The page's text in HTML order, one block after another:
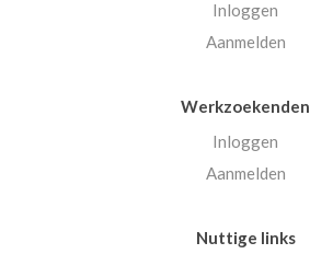
Inloggen
Aanmelden
Werkzoekenden
Inloggen
Aanmelden
Nuttige links